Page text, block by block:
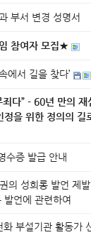
부서 변경 성명서
참여자 모집★
에서 길을 찾다’
죄다” - 60년 만의
정을 위한 정의의 길
수증 발급 안내
의 성희롱 발언 제
발언에 관련하여
부설기관 활동가